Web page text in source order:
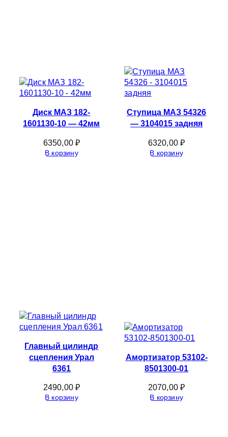
Диск МАЗ 182-
1601130-10 — 42мм
6350,00₽
В корзину
Ступица МАЗ 54326
— 3104015 задняя
6320,00₽
В корзину
Главный цилиндр
сцепления Урал
6361
2490,00₽
В корзину
Амортизатор 53102-
8501300-01
2070,00₽
В корзину